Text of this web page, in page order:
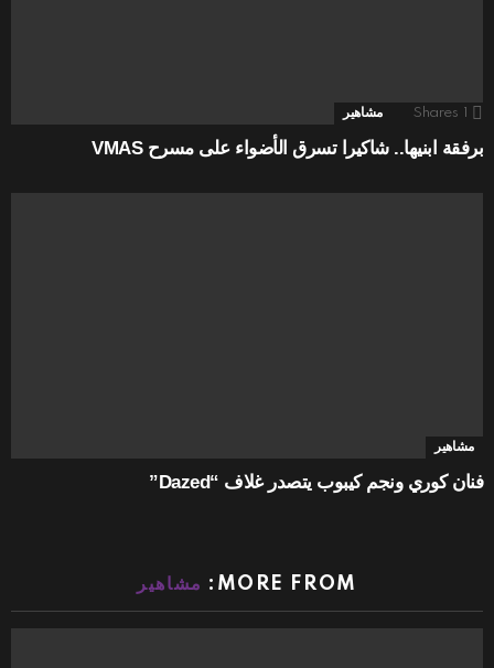
1
Shares مشاهير
برفقة ابنيها.. شاكيرا تسرق الأضواء على مسرح VMAS
مشاهير
فنان كوري ونجم كيبوب يتصدر غلاف “Dazed”
MORE FROM: مشاهير